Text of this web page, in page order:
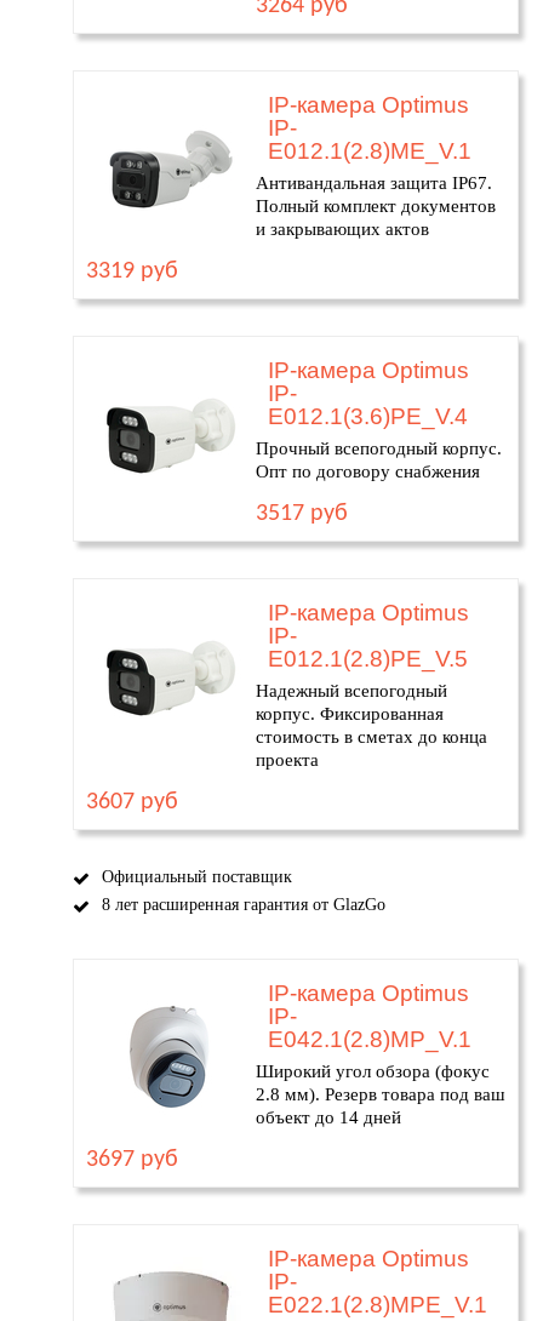
3264 руб
IP-камера Optimus
IP-
E012.1(2.8)ME_V.1
Антивандальная защита IP67.
Полный комплект документов
и закрывающих актов
3319 руб
IP-камера Optimus
IP-
E012.1(3.6)PE_V.4
Прочный всепогодный корпус.
Опт по договору снабжения
3517 руб
IP-камера Optimus
IP-
E012.1(2.8)PE_V.5
Надежный всепогодный
корпус. Фиксированная
стоимость в сметах до конца
проекта
3607 руб
Официальный поставщик
8 лет расширенная гарантия от GlazGo
IP-камера Optimus
IP-
E042.1(2.8)MP_V.1
Широкий угол обзора (фокус
2.8 мм). Резерв товара под ваш
объект до 14 дней
3697 руб
IP-камера Optimus
IP-
E022.1(2.8)MPE_V.1